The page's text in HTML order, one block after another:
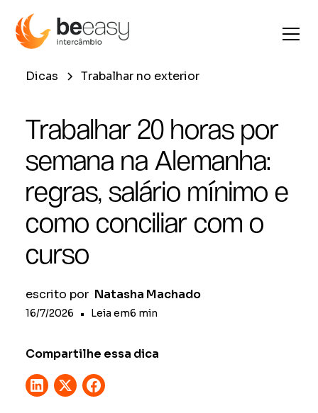
Dicas Trabalhar no exterior
Trabalhar 20 horas por
semana na Alemanha:
regras, salário mínimo e
como conciliar com o
curso
escrito por Natasha Machado
16/7/2026 • Leia em6 min
Compartilhe essa dica